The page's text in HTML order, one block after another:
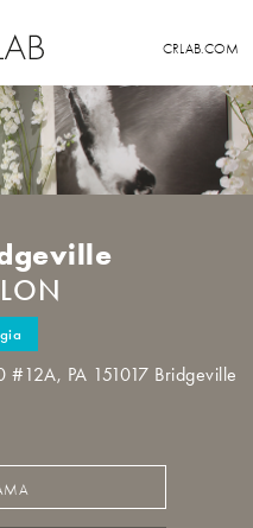
CRLAB.COM
#12A, PA 151017 Bridgeville